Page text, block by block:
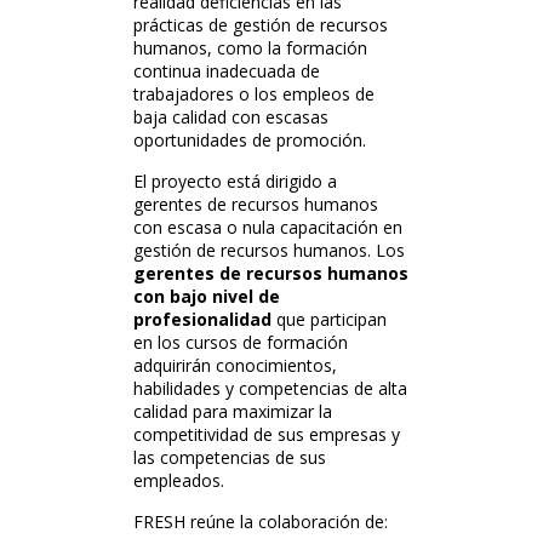
prácticas de gestión de recursos
humanos, como la formación
continua inadecuada de
trabajadores o los empleos de
baja calidad con escasas
oportunidades de promoción.
El proyecto está dirigido a
gerentes de recursos humanos
con escasa o nula capacitación en
gestión de recursos humanos. Los
gerentes de recursos humanos
con bajo nivel de
profesionalidad que participan
en los cursos de formación
adquirirán conocimientos,
habilidades y competencias de alta
calidad para maximizar la
competitividad de sus empresas y
las competencias de sus
empleados.
FRESH reúne la colaboración de: